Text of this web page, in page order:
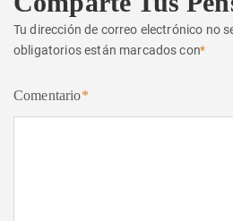
Tu dirección de correo electrónico no
obligatorios están marcados con*
Comentario*